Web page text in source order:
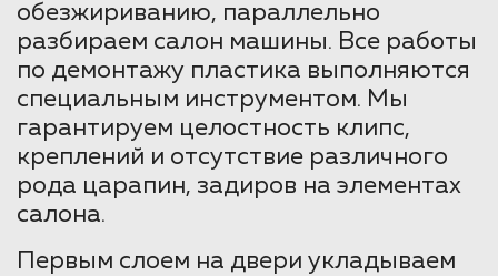
обезжириванию, параллельно
разбираем салон машины. Все работы
по демонтажу пластика выполняются
специальным инструментом. Мы
гарантируем целостность клипс,
креплений и отсутствие различного
рода царапин, задиров на элементах
салона.
Первым слоем на двери укладываем